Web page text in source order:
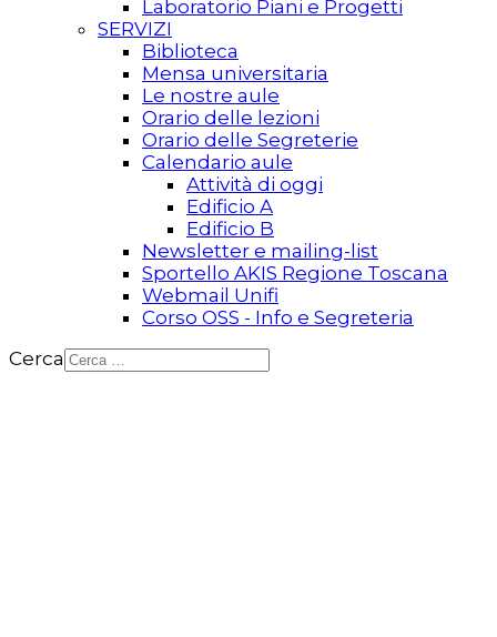
Laboratorio Piani e Progetti
SERVIZI
Biblioteca
Mensa universitaria
Le nostre aule
Orario delle lezioni
Orario delle Segreterie
Calendario aule
Attività di oggi
Edificio A
Edificio B
Newsletter e mailing-list
Sportello AKIS Regione Toscana
Webmail Unifi
Corso OSS - Info e Segreteria
Cerca